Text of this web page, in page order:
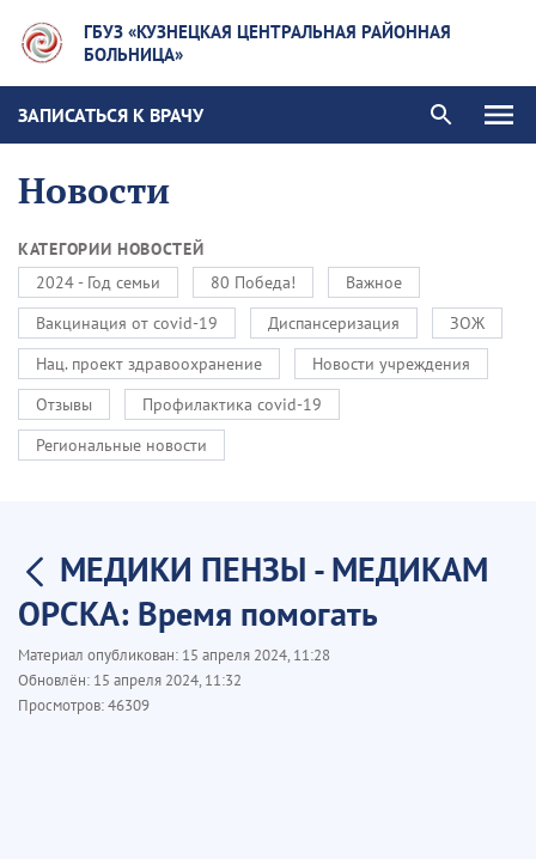
ГБУЗ «КУЗНЕЦКАЯ ЦЕНТРАЛЬНАЯ РАЙОННАЯ
БОЛЬНИЦА»
ЗАПИСАТЬСЯ К ВРАЧУ
Новости
КАТЕГОРИИ НОВОСТЕЙ
2024 - Год семьи
80 Победа!
Важное
Вакцинация от covid-19
Диспансеризация
ЗОЖ
Нац. проект здравоохранение
Новости учреждения
Отзывы
Профилактика covid-19
Региональные новости
МЕДИКИ ПЕНЗЫ - МЕДИКАМ
ОРСКА: Время помогать
Материал опубликован: 15 апреля 2024, 11:28
Обновлён: 15 апреля 2024, 11:32
Просмотров:46309